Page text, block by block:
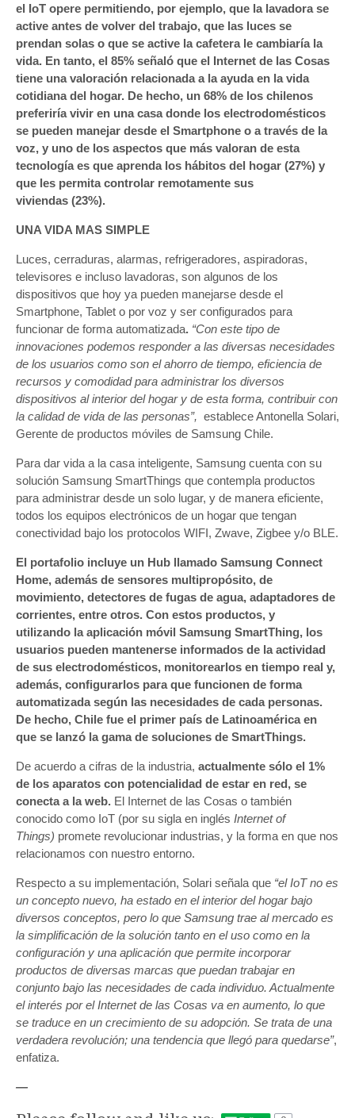
el IoT opere permitiendo, por ejemplo, que la lavadora se
active antes de volver del trabajo, que las luces se
prendan solas o que se active la cafetera le cambiaría la
vida. En tanto, el 85% señaló que el Internet de las Cosas
tiene una valoración relacionada a la ayuda en la vida
cotidiana del hogar. De hecho, un 68% de los chilenos
preferiría vivir en una casa donde los electrodomésticos
se pueden manejar desde el Smartphone o a través de la
voz, y uno de los aspectos que más valoran de esta
tecnología es que aprenda los hábitos del hogar (27%) y
que les permita controlar remotamente sus
viviendas (23%).
UNA VIDA MAS SIMPLE
Luces, cerraduras, alarmas, refrigeradores, aspiradoras,
televisores e incluso lavadoras, son algunos de los
dispositivos que hoy ya pueden manejarse desde el
Smartphone, Tablet o por voz y ser configurados para
funcionar de forma automatizada. “Con este tipo de
innovaciones podemos responder a las diversas necesidades
de los usuarios como son el ahorro de tiempo, eficiencia de
recursos y comodidad para administrar los diversos
dispositivos al interior del hogar y de esta forma, contribuir con
la calidad de vida de las personas”, establece Antonella Solari,
Gerente de productos móviles de Samsung Chile.
Para dar vida a la casa inteligente, Samsung cuenta con su
solución Samsung SmartThings que contempla productos
para administrar desde un solo lugar, y de manera eficiente,
todos los equipos electrónicos de un hogar que tengan
conectividad bajo los protocolos WIFI, Zwave, Zigbee y/o BLE.
El portafolio incluye un Hub llamado Samsung Connect
Home, además de sensores multipropósito, de
movimiento, detectores de fugas de agua, adaptadores de
corrientes, entre otros. Con estos productos, y
utilizando la aplicación móvil Samsung SmartThing, los
usuarios pueden mantenerse informados de la actividad
de sus electrodomésticos, monitorearlos en tiempo real y,
además, configurarlos para que funcionen de forma
automatizada según las necesidades de cada personas.
De hecho, Chile fue el primer país de Latinoamérica en
que se lanzó la gama de soluciones de SmartThings.
De acuerdo a cifras de la industria, actualmente sólo el 1%
de los aparatos con potencialidad de estar en red, se
conecta a la web. El Internet de las Cosas o también
conocido como IoT (por su sigla en inglés Internet of
Things) promete revolucionar industrias, y la forma en que nos
relacionamos con nuestro entorno.
Respecto a su implementación, Solari señala que “el IoT no es
un concepto nuevo, ha estado en el interior del hogar bajo
diversos conceptos, pero lo que Samsung trae al mercado es
la simplificación de la solución tanto en el uso como en la
configuración y una aplicación que permite incorporar
productos de diversas marcas que puedan trabajar en
conjunto bajo las necesidades de cada individuo. Actualmente
el interés por el Internet de las Cosas va en aumento, lo que
se traduce en un crecimiento de su adopción. Se trata de una
verdadera revolución; una tendencia que llegó para quedarse”,
enfatiza.
—